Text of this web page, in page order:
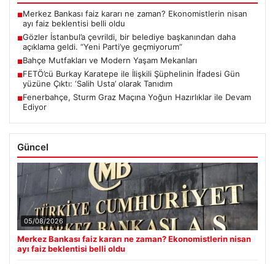
■Merkez Bankası faiz kararı ne zaman? Ekonomistlerin nisan
ayı faiz beklentisi belli oldu
■Gözler İstanbul’a çevrildi, bir belediye başkanından daha
açıklama geldi. “Yeni Parti’ye geçmiyorum”
■Bahçe Mutfakları ve Modern Yaşam Mekanları
■FETÖ’cü Burkay Karatepe ile İlişkili Şüphelinin İfadesi Gün
yüzüne Çıktı: ‘Salih Usta’ olarak Tanıdım
■Fenerbahçe, Sturm Graz Maçına Yoğun Hazırlıklar ile Devam
Ediyor
Güncel
05/08/2026
Merkez Bankası faiz kararı ne zaman? Ekonomistlerin nisan
ayı faiz beklentisi belli oldu